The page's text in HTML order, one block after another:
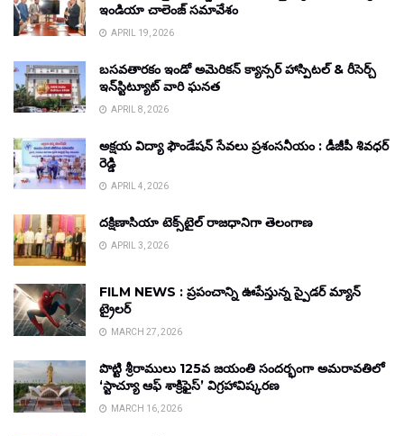
ఇండియా చాలెంజ్ సమావేశం
APRIL 19, 2026
బసవతారకం ఇండో అమెరికన్ క్యాన్సర్ హాస్పిటల్ & రీసెర్చ్
ఇన్‌స్టిట్యూట్ వారి ఘనత
APRIL 8, 2026
అక్షయ విద్యా ఫౌండేషన్ సేవలు ప్రశంసనీయం : డీజీపీ శివధర్
రెడ్డి
APRIL 4, 2026
దక్షిణాసియా టెక్స్‌టైల్ రాజధానిగా తెలంగాణ
APRIL 3, 2026
FILM NEWS : ప్రపంచాన్ని ఊపేస్తున్న స్పైడర్ మ్యాన్
ట్రైలర్
MARCH 27, 2026
పొట్టి శ్రీరాములు 125వ జయంతి సందర్భంగా అమరావతిలో
‘స్టాచ్యూ ఆఫ్ శాక్రిఫైస్’ విగ్రహావిష్కరణ
MARCH 16, 2026